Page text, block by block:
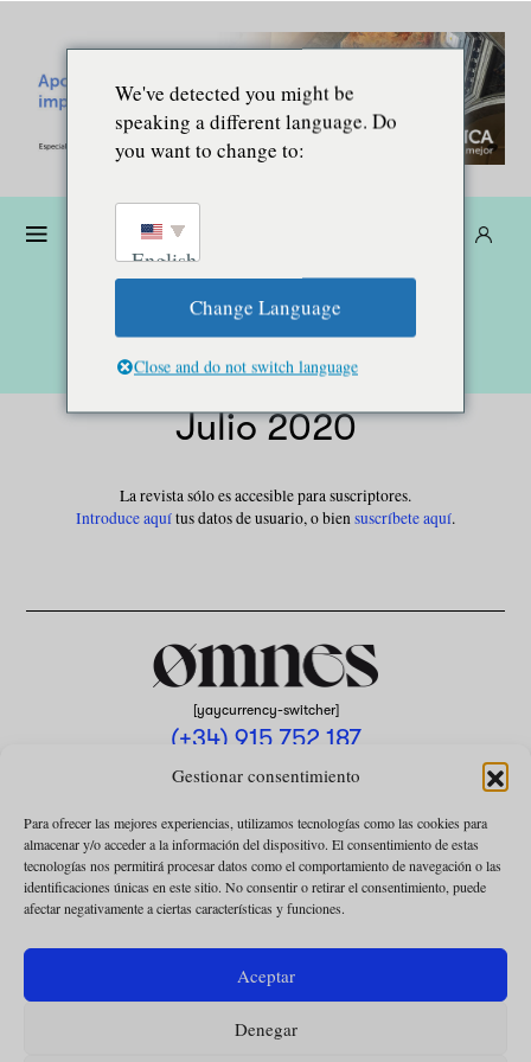
Gestionar consentimiento
Para ofrecer las mejores experiencias, utilizamos tecnologías como las cookies para
almacenar y/o acceder a la información del dispositivo. El consentimiento de estas
tecnologías nos permitirá procesar datos como el comportamiento de navegación o las
identificaciones únicas en este sitio. No consentir o retirar el consentimiento, puede
afectar negativamente a ciertas características y funciones.
Aceptar
Denegar
Julio 2020
La revista sólo es accesible parasuscriptores.
Introduce aquítus datos de usuario, o biensuscríbete aquí.
[yaycurrency-switcher]
(+34) 915 752 187
omnes@omnesmag.com
POLÍTICA DE PRIVACIDAD
USO DE COOKIES
CONDICIONES DE LA COLABORACIÓN
We've detected you might be
speaking a different language. Do
you want to change to:
English
Change Language
Close and do not switch language